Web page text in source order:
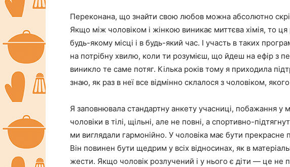
Переконана, що знайти свою любов можна абсолютно
Якщо між чоловіком і жінкою виникає миттєва хімія, то
будь-якому місці і в будь-який час. І участь в таких
на потрібну хвилю, коли ти розумієш, що йдеш на ефір з
виникло те саме потяг. Кілька років тому я приходила
знаю, як раз в неї все відмінно склалося з чоловіком,
Я заповнювала стандартну анкету учасниці, побажання у
чоловіки в тілі, щільні, але не повні, а спортивно-
ми виглядали гармонійно. У чоловіка має бути прекрасне
Він повинен бути щедрим у всіх відносинах, як в
жести. Якщо чоловік розлучений і у нього є діти — це не